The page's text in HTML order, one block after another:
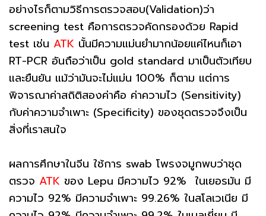
อย่างไรก็ตามวิธีการตรวจสอบ(Validation)ว่า
screening test คือการตรวจคัดกรองด้วย Rapid
test เช่น ATK นั้นมีความแม่นยำมากน้อยแค่ไหนก็เอา
RT-PCR อันถือว่าเป็น gold standard มาเป็นตัวเทียบ
และยืนยัน แม้ว่ามันจะไม่แม่น 100% ก็ตาม แต่การ
พิจารณาค่าสถิติสองค่าคือ ค่าความไว (Sensitivity)
กับค่าความจำเพาะ (Specificity) ของชุดตรวจจึงเป็น
สิ่งที่เราสนใจ
ผลการศึกษาในจีน ใช้การ swab โพรงจมูกพบว่าชุด
ตรวจ ATK ของ Lepu มีความไว 92% ในเยอรมัน มี
ความไว 92% มีความจำเพาะ 99.26% ในสโลเวเนีย มี